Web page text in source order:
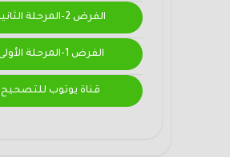
الفرض 2-المرحلة الثانية
الفرض 1-المرحلة الأولى
قناة يوتوب للتصحيح